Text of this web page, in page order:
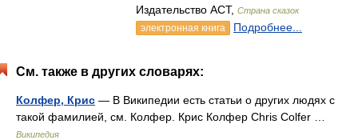
Издательство АСТ, Страна сказок
электронная книга Подробнее...
См. также в других словарях:
Колфер, Крис — В Википедии есть статьи о других людях с
такой фамилией, см. Колфер. Крис Колфер Chris Colfer …
Википедия